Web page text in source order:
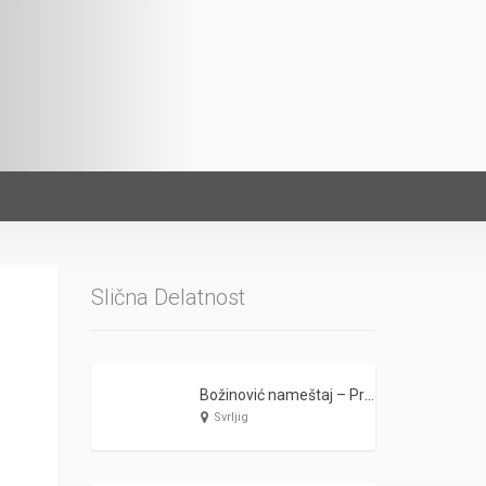
Slična Delatnost
Božinović nameštaj – Proizvodnja i prodaja nameštaja – Svrljig
Svrljig